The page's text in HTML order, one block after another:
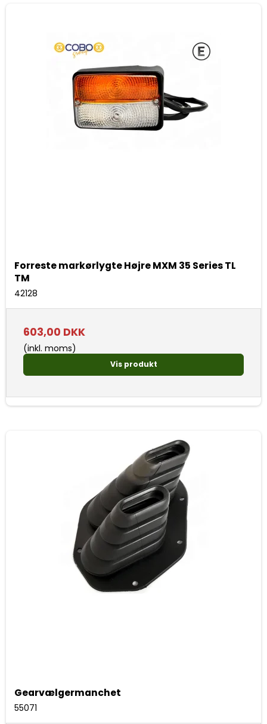
Forreste markørlygte Højre MXM 35 Series TL
TM
42128
603,00 DKK
(inkl. moms)
Vis produkt
Gearvælgermanchet
55071